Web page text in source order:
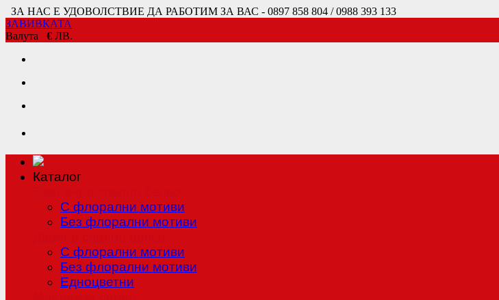
ЗА НАС Е УДОВОЛСТВИЕ ДА РАБОТИМ ЗА ВАС - 0897 858 804 / 0988 393 133
ЗАВИВКАТА
Валута € ЛВ.
Каталог
С флорални мотиви
Без флорални мотиви
С флорални мотиви
Без флорални мотиви
Едноцветни